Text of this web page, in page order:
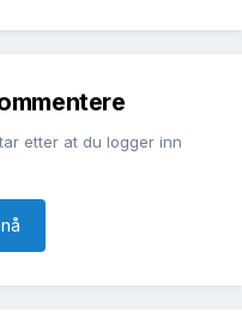
etter at du logger inn